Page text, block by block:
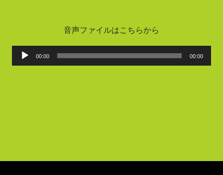
音声ファイルはこちらから
音
00:00 00:00